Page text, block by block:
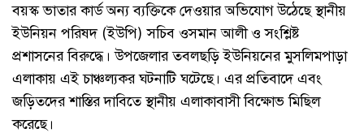
বয়স্ক ভাতার কার্ড অন্য ব্যক্তিকে দেওয়ার অভিযোগ উঠেছে স্থানীয়
ইউনিয়ন পরিষদ (ইউপি) সচিব ওসমান আলী ও সংশ্লিষ্ট
প্রশাসনের বিরুদ্ধে। উপজেলার তবলছড়ি ইউনিয়নের মুসলিমপাড়া
এলাকায় এই চাঞ্চল্যকর ঘটনাটি ঘটেছে। এর প্রতিবাদে এবং
জড়িতদের শাস্তির দাবিতে স্থানীয় এলাকাবাসী বিক্ষোভ মিছিল
করেছে।